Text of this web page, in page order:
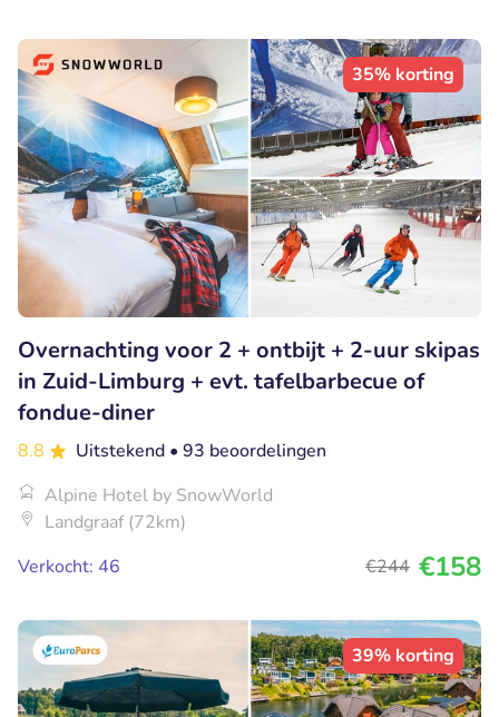
35% korting
Overnachting voor 2 + ontbijt + 2-uur skipas
in Zuid-Limburg + evt. tafelbarbecue of
fondue-diner
8.8 Uitstekend • 93 beoordelingen
Alpine Hotel by SnowWorld
Landgraaf (72km)
Verkocht: 46
€244 €158
39% korting